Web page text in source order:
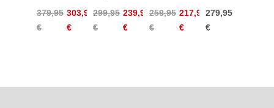
Pro X-
Stiff +
379,95
€
303,95
€
EF X-
Stiff +
299,95
€
239,95
€
EF +
Control
259,95
€
217,95
€
Speedmax
90
279,95
€